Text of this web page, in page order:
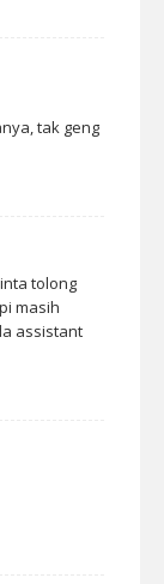
tak geng
tolong
masih
assistant